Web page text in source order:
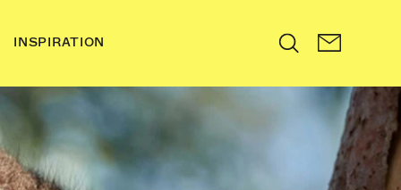
INSPIRATION Search